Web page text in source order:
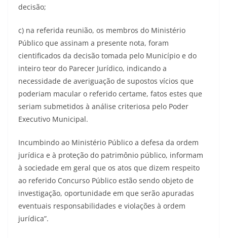
decisão;
c) na referida reunião, os membros do Ministério
Público que assinam a presente nota, foram
cientificados da decisão tomada pelo Município e do
inteiro teor do Parecer Jurídico, indicando a
necessidade de averiguação de supostos vícios que
poderiam macular o referido certame, fatos estes que
seriam submetidos à análise criteriosa pelo Poder
Executivo Municipal.
Incumbindo ao Ministério Público a defesa da ordem
jurídica e à proteção do patrimônio público, informam
à sociedade em geral que os atos que dizem respeito
ao referido Concurso Público estão sendo objeto de
investigação, oportunidade em que serão apuradas
eventuais responsabilidades e violações à ordem
jurídica”.